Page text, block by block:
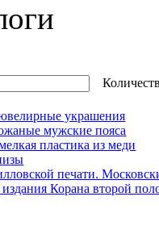
украшения
мужские пояса
пластика из меди
печати.
Корана второй